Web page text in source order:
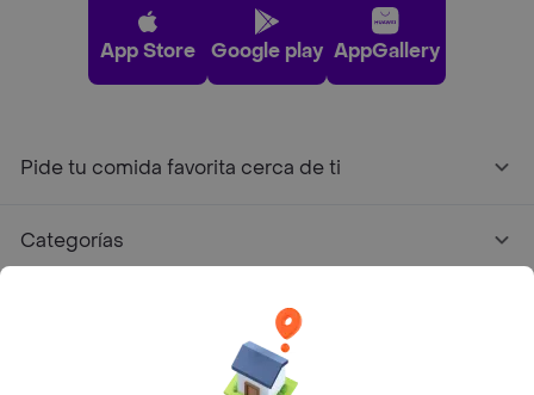
App Store Google play AppGallery
Pide tu comida favorita cerca de ti
Categorías